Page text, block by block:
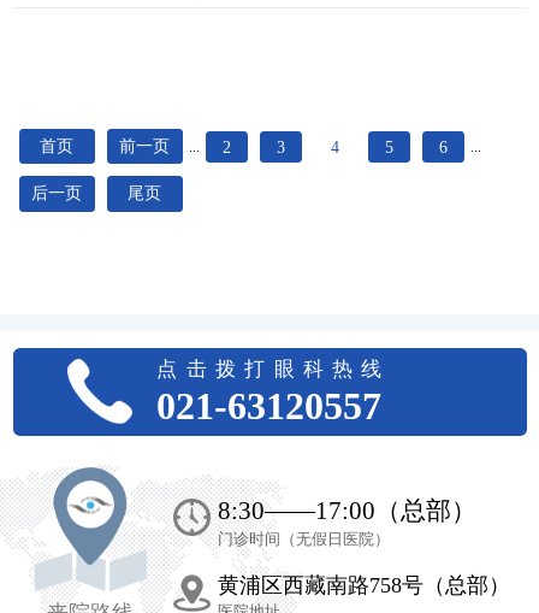
首页 前一页 ... 2 3 4 5 6 ...
后一页 尾页
点击拨打眼科热线
021-63120557
8:30——17:00（总部）
门诊时间（无假日医院）
黄浦区西藏南路758号（总部）